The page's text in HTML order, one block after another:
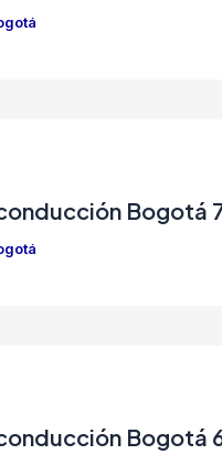
Bogotá
Bogotá